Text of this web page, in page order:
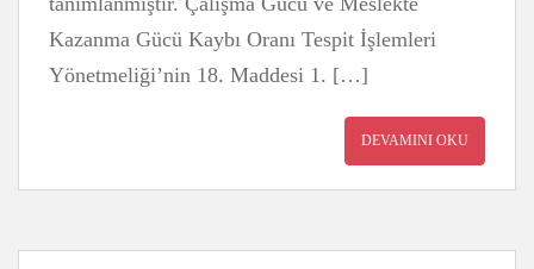
Kazanma Gücü Kaybı Oranı Tespit İşlemleri
Yönetmeliği’nin 18. Maddesi 1. […]
DEVAMINI OKU